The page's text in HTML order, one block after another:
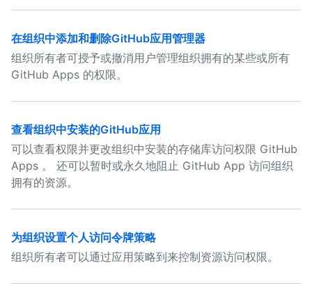
在组织中添加和删除GitHub应用管理器
组织所有者可授予或撤消用户管理组织拥有的某些或所有
GitHub Apps 的权限。
查看组织中安装的GitHub应用
可以查看权限并更改组织中安装的存储库访问权限 GitHub
Apps 。 还可以暂时或永久地阻止 GitHub App 访问组织
拥有的资源。
为组织设置个人访问令牌策略
组织所有者可以通过应用策略到来控制资源访问权限。